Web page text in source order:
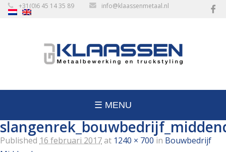
+31(0)6 45 14 35 89 info@klaassenmetaal.nl
☰ MENU
Published 16 februari 2017at 1240 × 700 in Bouwbedrijf